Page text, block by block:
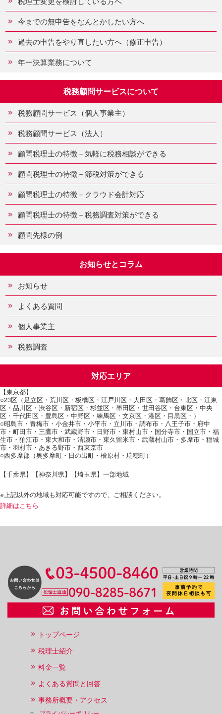
今までの無申告をなんとかしたい方へ
過去の申告をやり直したい方へ（修正申告）
年一決算業務について
税務顧問サービスについて
税務顧問サービス（個人事業主）
税務顧問サービス（法人）
顧問税理士の特徴－気軽に税務相談ができる
顧問税理士の特徴－節税対策ができる
顧問税理士の特徴－クラウド会計対応
顧問税理士の特徴－税務調査対策ができる
顧問先様の例
お知らせとコラム
お知らせ
よくある質問
個人事業主
税務調査
対応エリア
【東京都】
○23区（足立区・荒川区・板橋区・江戸川区・大田区・葛飾区・北区・江東
区・品川区・渋谷区・新宿区・杉並区・墨田区・世田谷区・台東区・中央
区・千代田区・豊島区・中野区・練馬区・文京区・港区・目黒区・）
○昭島市・青梅市・小金井市・小平市・立川市・調布市・八王子市・府中
市・町田市・三鷹市・武蔵野市・日野市・東村山市・国分寺市・国立市・福
生市・狛江市・東大和市・清瀬市・東久留米市・武蔵村山市・多摩市・稲城
市・羽村市・あきる野市・西東京市
○西多摩郡（奥多摩町・日の出町・檜原村・瑞穂町）
【千葉県】【神奈川県】【埼玉県】一部地域
※上記以外の地域も対応可能ですので、ご相談ください。
詳細はこちら
トップページ
税理士紹介
料金一覧
よくある質問と回答
事務所概要・アクセス